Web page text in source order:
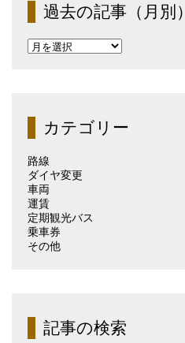
過去の記事（月別）
過
去
（月
別）カテゴリー
路線
ダイヤ変更
車両
運賃
定期観光バス
乗車券
その他
記事の検索